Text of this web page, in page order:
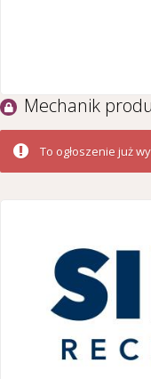
Mechanik
To ogłoszenie już